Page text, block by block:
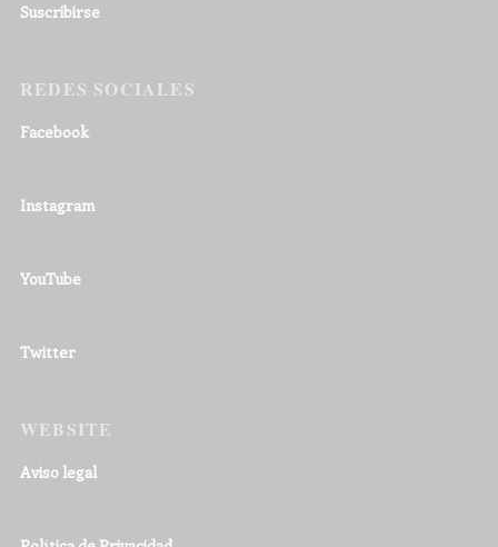
Suscribirse
REDES SOCIALES
Facebook
Instagram
YouTube
Twitter
WEBSITE
Aviso legal